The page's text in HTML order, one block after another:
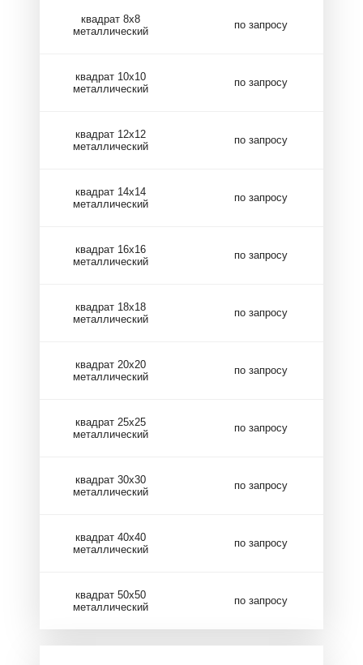
квадрат 8х8
металлический
по запросу
квадрат 10х10
металлический
по запросу
квадрат 12х12
металлический
по запросу
квадрат 14х14
металлический
по запросу
квадрат 16х16
металлический
по запросу
квадрат 18х18
металлический
по запросу
квадрат 20х20
металлический
по запросу
квадрат 25х25
металлический
по запросу
квадрат 30х30
металлический
по запросу
квадрат 40х40
металлический
по запросу
квадрат 50х50
металлический
по запросу